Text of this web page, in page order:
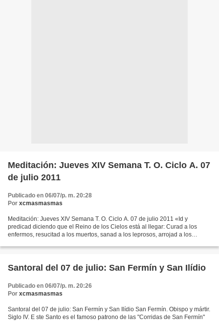
Meditación: Jueves XIV Semana T. O. Ciclo A. 07
de julio 2011
Publicado en 06/07/p. m. 20:28
Por xcmasmasmas
Meditación: Jueves XIV Semana T. O. Ciclo A. 07 de julio 2011 «Id y
predicad diciendo que el Reino de los Cielos está al llegar: Curad a los
enfermos, resucitad a los muertos, sanad a los leprosos, arrojad a los
Santoral del 07 de julio: San Fermín y San Ilídio
Publicado en 06/07/p. m. 20:26
Por xcmasmasmas
Santoral del 07 de julio: San Fermín y San Ilídio San Fermín. Obispo y mártir.
Siglo IV. E ste Santo es el famoso patrono de las "Corridas de San Fermín"